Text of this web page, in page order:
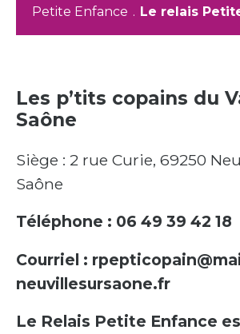
Petite Enfance . Le relais
Les p’tits copains du
Saône
Siège : 2 rue Curie, 69250
Saône
Téléphone : 06 49 39 42 18
Courriel :
neuvillesursaone.fr
Le Relais Petite Enfance